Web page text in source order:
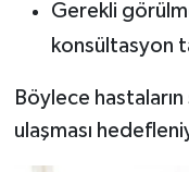
Gerekli
konsültasyon
Böylece
ulaşması